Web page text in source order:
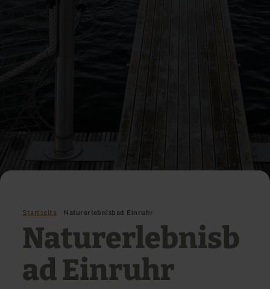
Startseite Naturerlebnisbad Einruhr
Naturerlebnisb
ad Einruhr